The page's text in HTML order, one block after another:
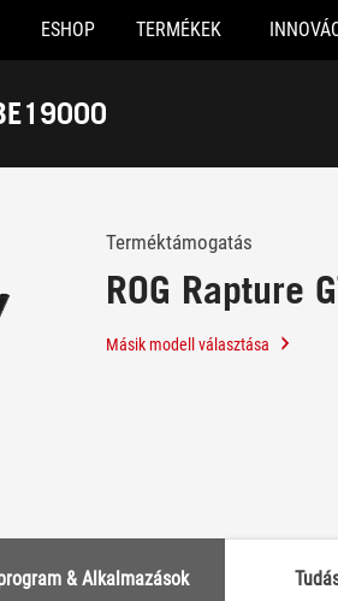
ESHOP TERMÉKEK
Terméktámogatás
ROG Rapture
Másik modell választása
& Alkalmazások